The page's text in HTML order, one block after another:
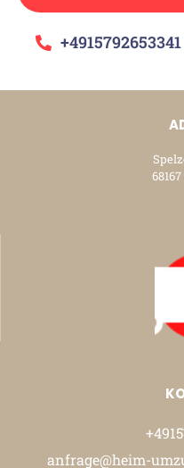
+4915792653341
anfrage@heim-